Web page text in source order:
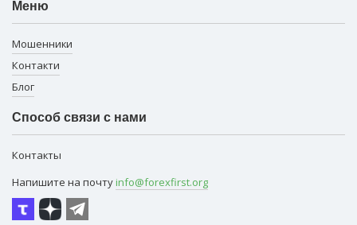
Меню
Мошенники
Контакти
Блог
Способ связи с нами
Контакты
Напишите на почту info@forexfirst.org